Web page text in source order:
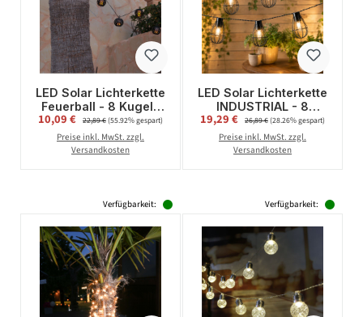
LED Solar Lichterkette
Feuerball - 8 Kugeln
mit Flammeneffekt -
Lichtsensor - L: 2,1m -
für Außen
Verkaufspreis:
10,09 € Regulärer Preis:
22,89 €(55.92% gespart)
Preise inkl. MwSt. zzgl.
Versandkosten
LED Solar Lichterkette
INDUSTRIAL - 8
Gitterlampen mit
warmweißer LED - L:
1,5m - schwarz
Verkaufspreis:
19,29 € Regulärer Preis:
26,89 €(28.26% gespart)
Preise inkl. MwSt. zzgl.
Versandkosten
Verfügbarkeit: Verfügbarkeit: